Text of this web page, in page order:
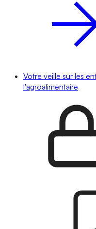
Votre veille sur les
l'agroalimentaire